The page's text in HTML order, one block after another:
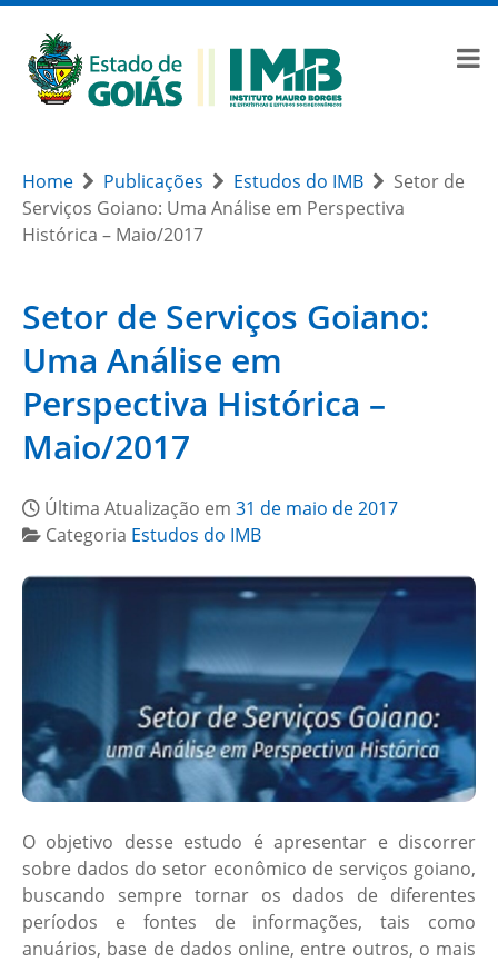
Home Publicações Estudos do IMB
Setor de
Serviços Goiano: Uma Análise em Perspectiva
Histórica – Maio/2017
Setor de Serviços Goiano:
Uma Análise em
Perspectiva Histórica –
Maio/2017
Última Atualização em 31 de maio de 2017
Categoria Estudos do IMB
O objetivo desse estudo é apresentar e discorrer
sobre dados do setor econômico de serviços goiano,
buscando sempre tornar os dados de diferentes
períodos e fontes de informações, tais como
anuários, base de dados online, entre outros, o mais